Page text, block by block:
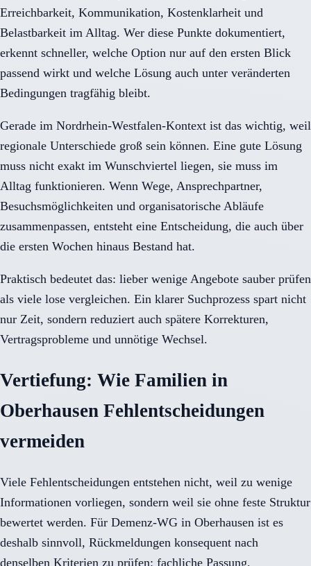
Erreichbarkeit, Kommunikation, Kostenklarheit und
Belastbarkeit im Alltag. Wer diese Punkte dokumentiert,
erkennt schneller, welche Option nur auf den ersten Blick
passend wirkt und welche Lösung auch unter veränderten
Bedingungen tragfähig bleibt.
Gerade im Nordrhein-Westfalen-Kontext ist das wichtig, weil
regionale Unterschiede groß sein können. Eine gute Lösung
muss nicht exakt im Wunschviertel liegen, sie muss im
Alltag funktionieren. Wenn Wege, Ansprechpartner,
Besuchsmöglichkeiten und organisatorische Abläufe
zusammenpassen, entsteht eine Entscheidung, die auch über
die ersten Wochen hinaus Bestand hat.
Praktisch bedeutet das: lieber wenige Angebote sauber prüfen
als viele lose vergleichen. Ein klarer Suchprozess spart nicht
nur Zeit, sondern reduziert auch spätere Korrekturen,
Vertragsprobleme und unnötige Wechsel.
Vertiefung: Wie Familien in
Oberhausen Fehlentscheidungen
vermeiden
Viele Fehlentscheidungen entstehen nicht, weil zu wenige
Informationen vorliegen, sondern weil sie ohne feste Struktur
bewertet werden. Für Demenz-WG in Oberhausen ist es
deshalb sinnvoll, Rückmeldungen konsequent nach
denselben Kriterien zu prüfen: fachliche Passung,